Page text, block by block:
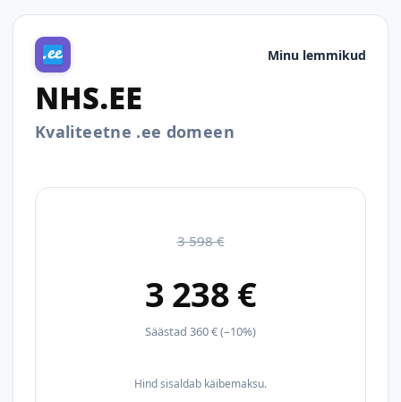
Minu lemmikud
NHS.EE
Kvaliteetne .ee domeen
3 598 €
3 238 €
Säästad 360 € (–10%)
Hind sisaldab käibemaksu.